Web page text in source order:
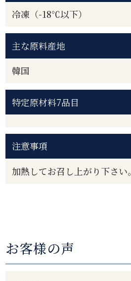
冷凍（-18℃以下）
主な原料産地
韓国
特定原材料7品目
注意事項
加熱してお召し上がり下さい。
お客様の声